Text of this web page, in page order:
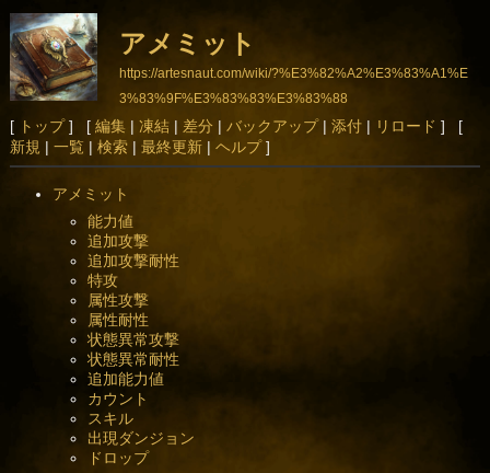
アメミット
https://artesnaut.com/wiki/?%E3%82%A2%E3%83%A1%E
3%83%9F%E3%83%83%E3%83%88
[ トップ] [ 編集| 凍結| 差分 | バックアップ| 添付| リロード ] [
新規 | 一覧 | 検索| 最終更新| ヘルプ]
アメミット
能力値
追加攻撃
追加攻撃耐性
特攻
属性攻撃
属性耐性
状態異常攻撃
状態異常耐性
追加能力値
カウント
スキル
出現ダンジョン
ドロップ